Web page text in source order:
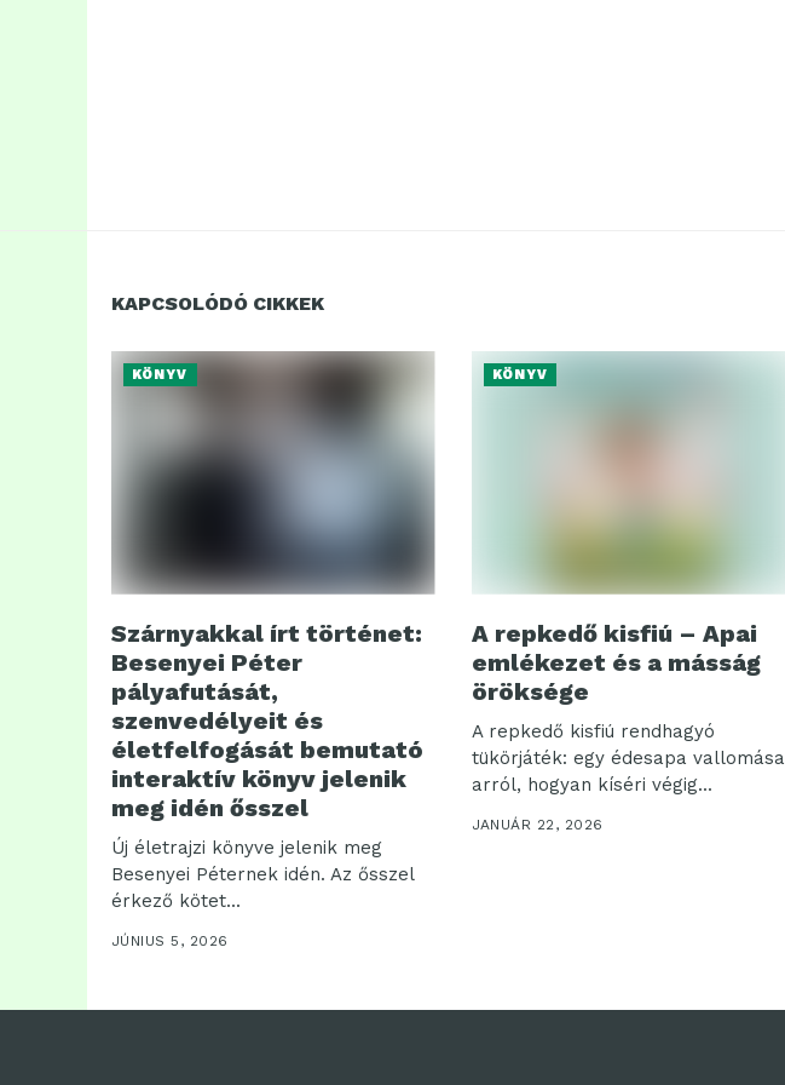
KAPCSOLÓDÓ CIKKEK
KÖNYV
Szárnyakkal írt történet:
Besenyei Péter
pályafutását,
szenvedélyeit és
életfelfogását bemutató
interaktív könyv jelenik
meg idén ősszel
Új életrajzi könyve jelenik meg
Besenyei Péternek idén. Az ősszel
érkező kötet...
JÚNIUS 5, 2026
KÖNYV
A repkedő kisfiú – Apai
emlékezet és a másság
öröksége
A repkedő kisfiú rendhagyó
tükörjáték: egy édesapa vallomása
arról, hogyan kíséri végig...
JANUÁR 22, 2026